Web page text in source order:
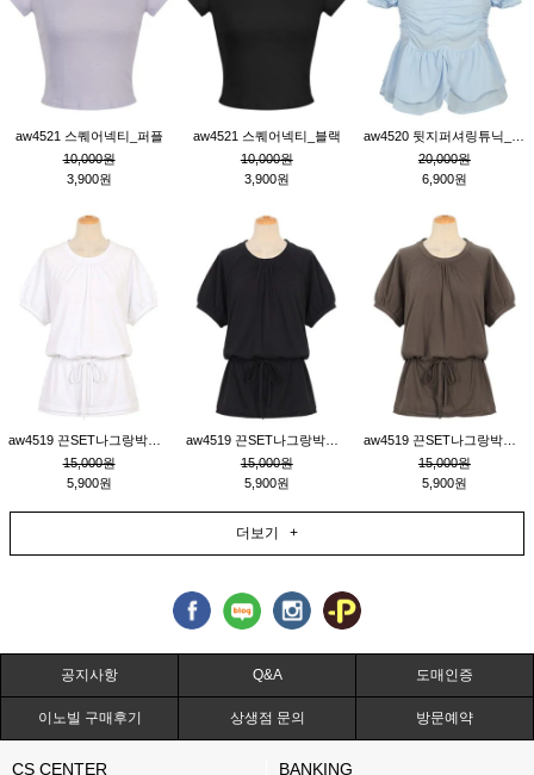
aw4521 스퀘어넥티_퍼플
10,000원
3,900원
aw4521 스퀘어넥티_블랙
10,000원
3,900원
20,000원
6,900원
15,000원
5,900원
15,000원
5,900원
15,000원
5,900원
더보기 +
공지사항 Q&A 도매인증
이노빌 구매후기 상생점 문의 방문예약
CS CENTER BANKING